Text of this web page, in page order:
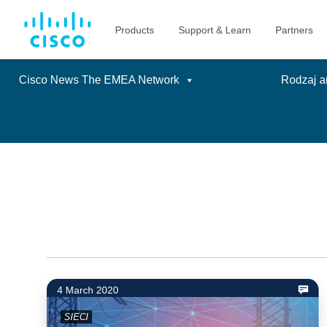
Cisco News The EMEA Network Rodzaj
4 March 2020
SIECI